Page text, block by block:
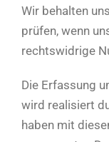
Wir behalten
prüfen, wenn
rechtswidrige
Die Erfassung
wird realisiert
haben mit